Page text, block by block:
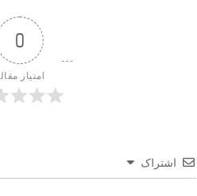
0
امتیاز
اشتراک